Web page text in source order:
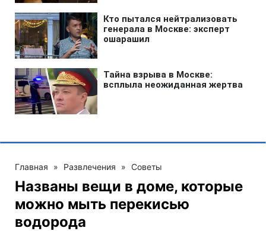
Главная » Развлечения » Советы
Названы вещи в доме, которые
можно мыть перекисью
водорода